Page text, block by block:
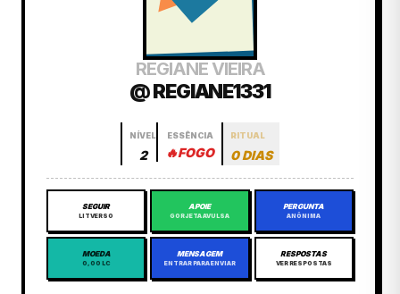
REGIANE VIEIRA
@ REGIANE1331
NÍVEL
2
ESSÊNCIA
🔥FOGO
RITUAL
0 DIAS
SEGUIR
LITVERSO
APOIE
GORJETA AVULSA
PERGUNTA
ANÔNIMA
MOEDA
0,00 LC
MENSAGEM
ENTRAR PARA ENVIAR
RESPOSTAS
VER RESPOSTAS